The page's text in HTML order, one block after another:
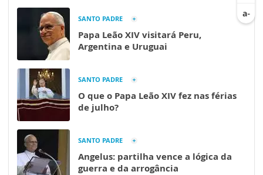
SANTO PADRE
Papa Leão XIV visitará Peru,
Argentina e Uruguai
SANTO PADRE
O que o Papa Leão XIV fez nas férias
de julho?
SANTO PADRE
Angelus: partilha vence a lógica da
guerra e da arrogância